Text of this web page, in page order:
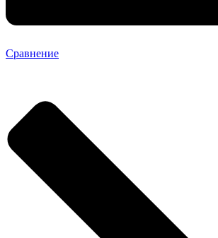
Сравнение